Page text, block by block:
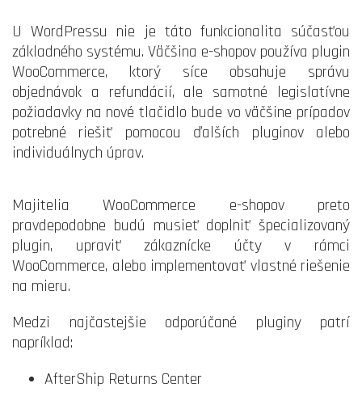
U WordPressu nie je táto funkcionalita súčasťou
základného systému. Väčšina e-shopov používa plugin
WooCommerce, ktorý síce obsahuje správu
objednávok a refundácií, ale samotné legislatívne
požiadavky na nové tlačidlo bude vo väčšine prípadov
potrebné riešiť pomocou ďalších pluginov alebo
individuálnych úprav.
Majitelia WooCommerce e-shopov preto
pravdepodobne budú musieť doplniť špecializovaný
plugin, upraviť zákaznícke účty v rámci
WooCommerce, alebo implementovať vlastné riešenie
na mieru.
Medzi najčastejšie odporúčané pluginy patrí
napríklad:
AfterShip Returns Center